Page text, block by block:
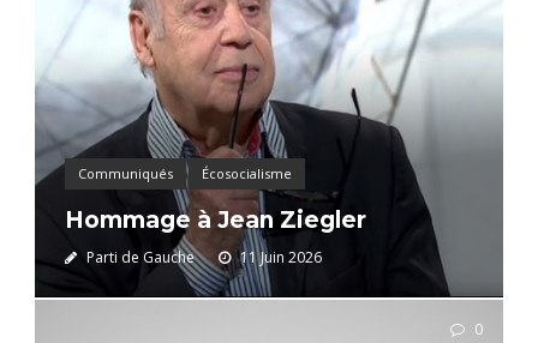
Communiqués Écosocialisme
Hommage à Jean Ziegler
Parti de Gauche 11 Juin 2026
0